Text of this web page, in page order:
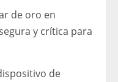
de oro en
y crítica para
de